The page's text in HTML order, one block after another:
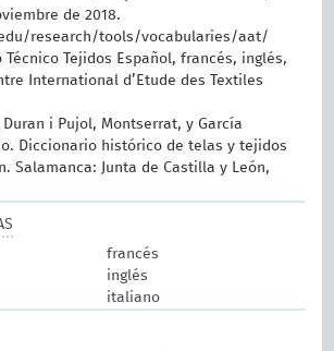
de 2018.
research/tools/vocabularies/aat/
Técnico Tejidos Español, francés, inglés,
International d’Etude des Textiles
Duran i Pujol, Montserrat, y García
Diccionario histórico de telas y tejidos
Salamanca: Junta de Castilla y León,
francés
inglés
italiano